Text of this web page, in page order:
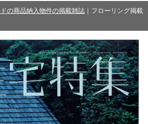
の商品納入物件の掲載雑誌｜ フローリング掲載